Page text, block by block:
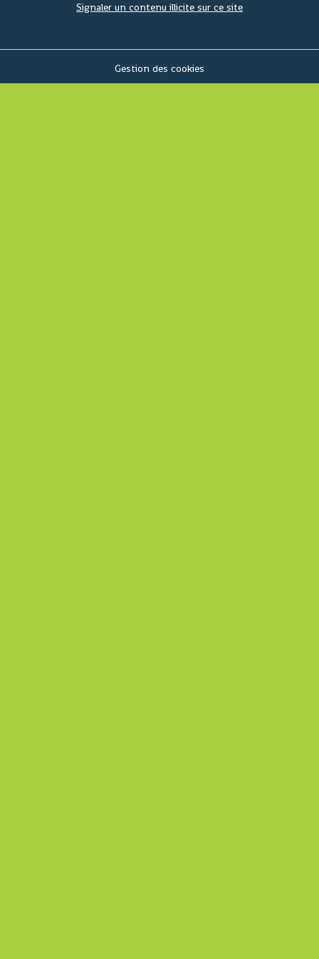
Signaler un contenu illicite sur ce site
Gestion des cookies